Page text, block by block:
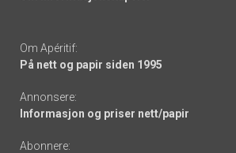
Om Apéritif:
På nett og papir siden 1995
Annonsere:
Informasjon og priser nett/papir
Abonnere: